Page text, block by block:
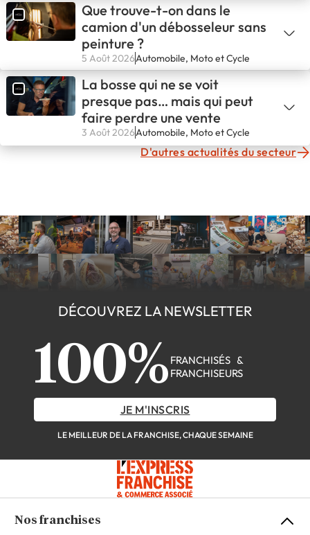
Que trouve-t-on dans le
camion d'un débosseleur sans
peinture ?
5 Août 2026Automobile, Moto et Cycle
La bosse qui ne se voit
presque pas… mais qui peut
faire perdre une vente
3 Août 2026Automobile, Moto et Cycle
D'autres actualités du secteur
DÉCOUVREZ LA NEWSLETTER
100% FRANCHISÉS &
FRANCHISEURS
JE M'INSCRIS
LE MEILLEUR DE LA FRANCHISE, CHAQUE SEMAINE
Nos franchises